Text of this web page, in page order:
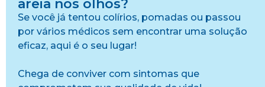
areia nos olhos?
Se você já tentou colírios, pomadas ou passou
por vários médicos sem encontrar uma solução
eficaz, aqui é o seu lugar!
Chega de conviver com sintomas que